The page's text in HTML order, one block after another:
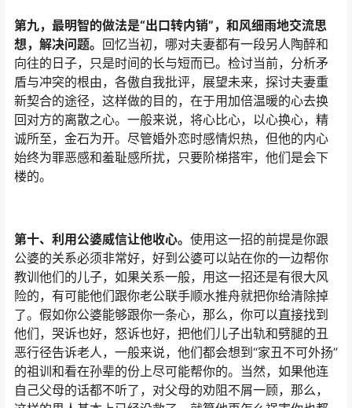
第九，最明智的做法是“出口转内销”，和风细雨地交流思
想，解决问题。 回忆当初，哪对夫妻都有一段另人陶醉和
向往的日子，只是时间的长与短而已。检讨当前，分析矛
盾与冲突的根由，各傲自我批评，展望未来，探讨夫妻重
新契合的途径，这样做的目的，在于用加倍温暖的心去换
回对方的离散之心。一般来说，将心比心，以心换心，精
诚所至，金石为开。尽管婚外恋时感情炽热，但他的内心
始终为罪恶感和羞耻感所扰，只要阶梯搭牢，他们是会下
楼的。
第十、利用公婆威信让他收心。 使用这一招的前提是你跟
公婆的关系必须非常好，好到公婆可以站在你的一边帮你
教训他们的儿子，如果关系一般，用这一招还是有很大风
险的，有可能他们跟你老公联手顺水推舟就把你给清除掉
了。假如你公婆能够跟你一条心，那么，你可以直接找到
他们，哭诉也好，怒诉也好，把他们儿子出轨和劈腿的丑
恶行径告诉老人，一般来说，他们都会想到“家丑不可外扬”
的祖训和看在孙辈的份上尽可能帮你的。当然，如果他连
自己父母的话都不听了，对父母的劝阻不屑一顾，那么，